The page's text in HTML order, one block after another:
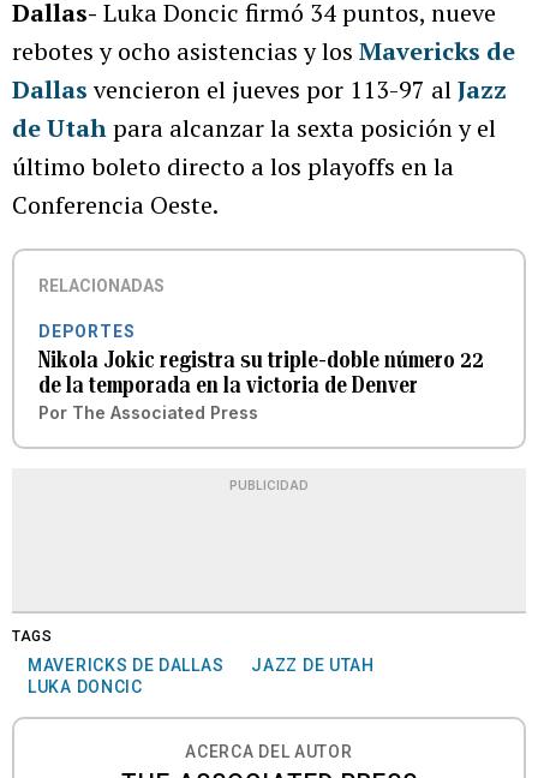
Dallas- Luka Doncic firmó 34 puntos, nueve
rebotes y ocho asistencias y los Mavericks de
Dallasvencieron el jueves por 113-97 alJazz
de Utahpara alcanzar la sexta posición y el
último boleto directo a los playoffs en la
Conferencia Oeste.
RELACIONADAS
DEPORTES
Nikola Jokic registra su triple-doble número 22
de la temporada en la victoria de Denver
Por The Associated Press
PUBLICIDAD
TAGS
MAVERICKS DE DALLAS
JAZZ DE UTAH
LUKA DONCIC
ACERCA DEL AUTOR